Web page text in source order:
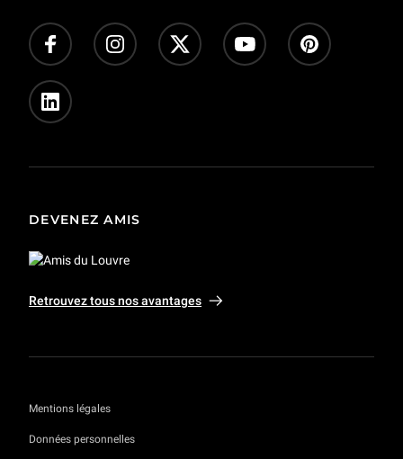
DEVENEZ AMIS
Retrouvez tous nos avantages
Mentions légales
Données personnelles